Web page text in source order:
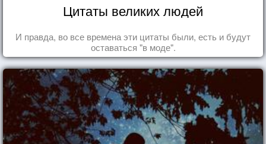
Цитаты великих людей
И правда, во все времена эти цитаты были, есть и будут
оставаться "в моде".